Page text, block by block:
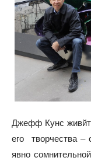
Джефф Кунс
его творчества
явно